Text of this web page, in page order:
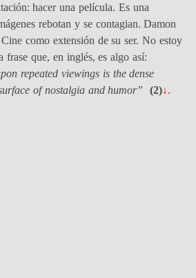
hacer una película. Es una
rebotan y se contagian. Damon
como extensión de su ser. No estoy
frase que, en inglés, es algo así:
repeated viewings is the dense
of nostalgia and humor”
(2)↓.